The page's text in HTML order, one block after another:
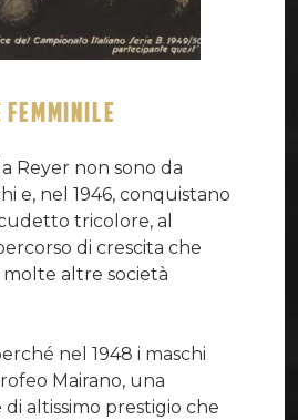
FEMMINILE
Reyer non sono da
e, nel 1946, conquistano
tricolore, al
di crescita che
altre società
nel 1948 i maschi
Mairano, una
altissimo prestigio che